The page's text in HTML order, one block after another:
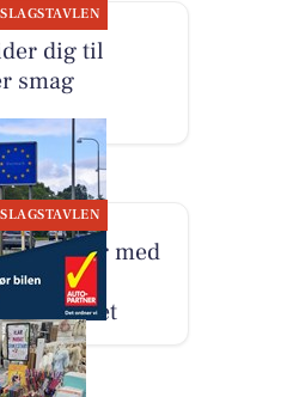
dig til
smag
hjælper med
efteråret